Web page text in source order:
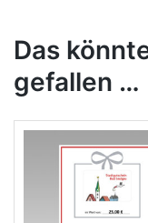
Das
gefallen …